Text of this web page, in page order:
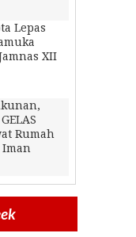
Lepas
XII
Rumah